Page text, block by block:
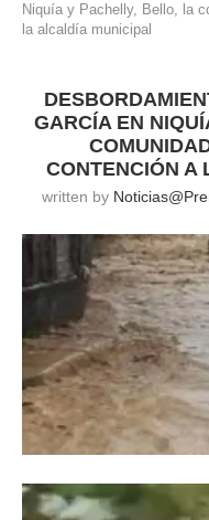
Niquía y Pachelly, Bello, la
la alcaldía municipal
GARCÍA EN
CONTENCIÓN A
written by